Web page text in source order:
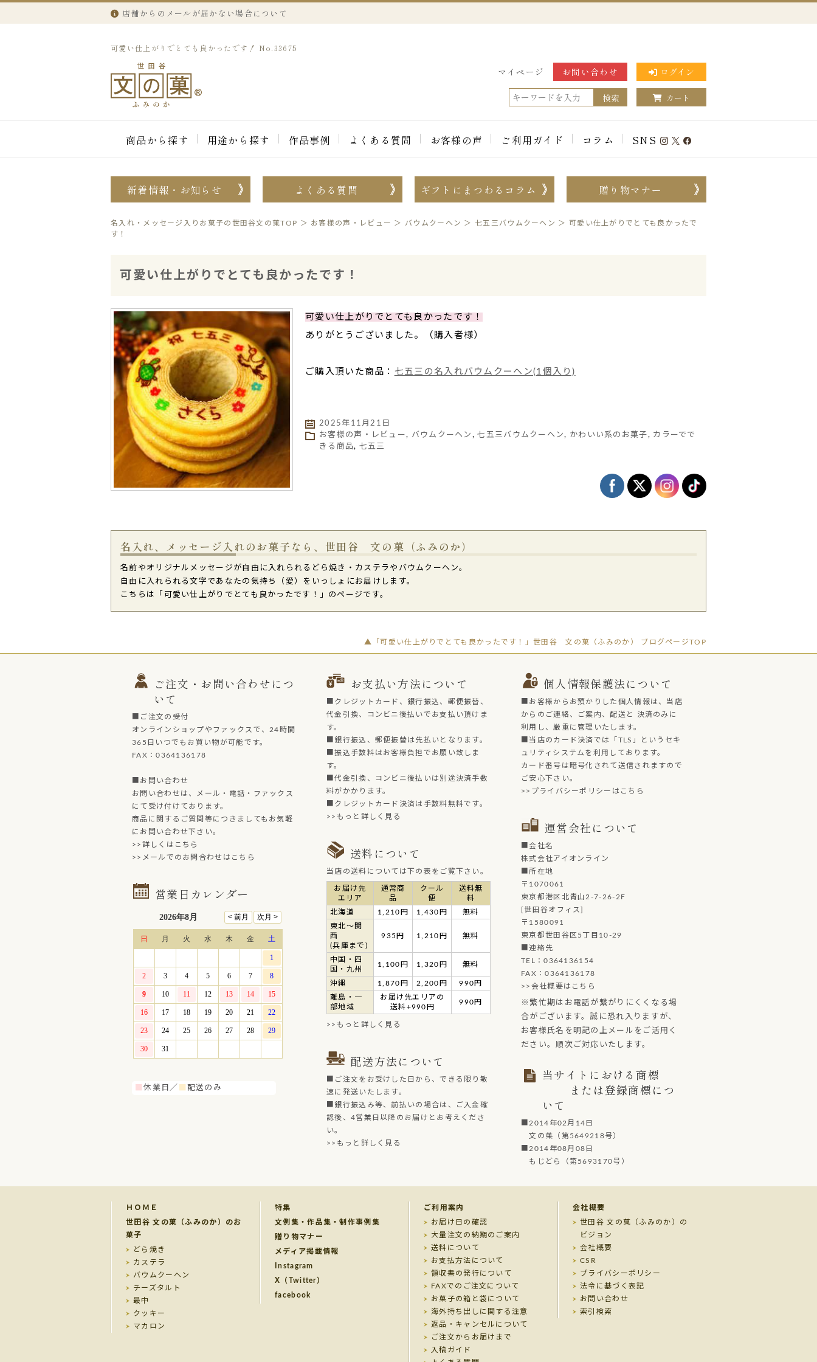
店舗からのメールが届かない場合について
可愛い仕上がりでとても良かったです！ No.33675
マイページ お問い合わせ ログイン
検索 カート
商品から探す 用途から探す 作品事例 よくある質問 お客様の声 ご利用ガイド コラム SNS
新着情報・お知らせ よくある質問 ギフトにまつわるコラム 贈り物マナー
名入れ・メッセージ入りお菓子の世田谷文の菓TOP ＞ お客様の声・レビュー ＞ バウムクーヘン ＞七五三バウムクーヘン ＞ 可愛い仕上がりでとても良かったで
す！
可愛い仕上がりでとても良かったです！
可愛い仕上がりでとても良かったです！
ありがとうございました。（購入者様）
ご購入頂いた商品： 七五三の名入れバウムクーヘン(1個入り)
2025年11月21日
お客様の声・レビュー, バウムクーヘン ,七五三バウムクーヘン, かわいい系のお菓子, カラーでで
きる商品, 七五三
名入れ、メッセージ入れのお菓子なら、世田谷 文の菓（ふみのか）
名前やオリジナルメッセージが自由に入れられるどら焼き・カステラやバウムクーヘン。
自由に入れられる文字であなたの気持ち（愛）をいっしょにお届けします。
こちらは「可愛い仕上がりでとても良かったです！」のページです。
▲「可愛い仕上がりでとても良かったです！」世田谷 文の菓（ふみのか） ブログページTOP
ご注文・お問い合わせにつ
いて
■ご注文の受付
オンラインショップやファックスで、24時間
365日いつでもお買い物が可能です。
FAX：0364136178
■お問い合わせ
お問い合わせは、メール・電話・ファックス
にて受け付けております。
商品に関するご質問等につきましてもお気軽
にお問い合わせ下さい。
>>詳しくはこちら
>>メールでのお問合わせはこちら
営業日カレンダー
■休業日／ 配送のみ
お支払い方法について
■クレジットカード、銀行振込、郵便振替、
代金引換、コンビニ後払いでお支払い頂けま
す。
■銀行振込、郵便振替は先払いとなります。
■振込手数料はお客様負担でお願い致しま
す。
■代金引換、コンビニ後払いは別途決済手数
料がかかります。
■クレジットカード決済は手数料無料です。
>>もっと詳しく見る
送料について
当店の送料については下の表をご覧下さい。
お届け先
エリア
通常商
品
クール
便
送料無
料
北海道
1,210円 1,430円
無料
東北～関
西
(兵庫まで)
935円 1,210円 無料
中国・四
国・九州
1,100円 1,320円 無料
沖縄 1,870円 2,200円
990円
離島・一
部地域
お届け先エリアの
送料+990円
990円
>>もっと詳しく見る
配送方法について
■ご注文をお受けした日から、できる限り敏
速に発送いたします。
■銀行振込み等、前払いの場合は、ご入金確
認後、4営業日以降のお届けとお考えくださ
い。
>>もっと詳しく見る
個人情報保護法について
■お客様からお預かりした個人情報は、当店
からのご連絡、ご案内、配送と 決済のみに
利用し、厳重に管理いたします。
■当店のカード決済では「TLS」というセキ
ュリティシステムを利用しております。
カード番号は暗号化されて送信されますので
ご安心下さい。
>>プライバシーポリシーはこちら
運営会社について
■会社名
株式会社アイオンライン
■所在地
〒1070061
東京都港区北青山2-7-26-2F
[世田谷オフィス]
〒1580091
東京都世田谷区5丁目10-29
■連絡先
TEL：0364136154
FAX：0364136178
>>会社概要はこちら
※繁忙期はお電話が繋がりにくくなる場
合がございます。誠に恐れ入りますが、
お客様氏名を明記の上メールをご活用く
ださい。順次ご対応いたします。
当サイトにおける商標
または登録商標につ
いて
■2014年02月14日
文の菓（第5649218号）
■2014年08月08日
もじどら（第5693170号）
ＨＯＭＥ
世田谷 文の菓（ふみのか）のお
菓子
どら焼き
カステラ
バウムクーヘン
チーズタルト
最中
クッキー
マカロン
特集
文例集・作品集・制作事例集
贈り物マナー
メディア掲載情報
Instagram
X（Twitter）
facebook
ご利用案内
お届け日の確認
大量注文の納期のご案内
送料について
お支払方法について
領収書の発行について
FAXでのご注文について
お菓子の箱と袋について
海外持ち出しに関する注意
返品・キャンセルについて
ご注文からお届けまで
入稿ガイド
会社概要
世田谷 文の菓（ふみのか）の
ビジョン
会社概要
CSR
プライバシーポリシー
法令に基づく表記
お問い合わせ
索引検索